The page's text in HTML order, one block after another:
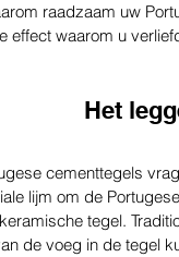
raadzaam uw
effect waarom u
Het
cementtegels
lijm om de
tegel.
de voeg in de tegel